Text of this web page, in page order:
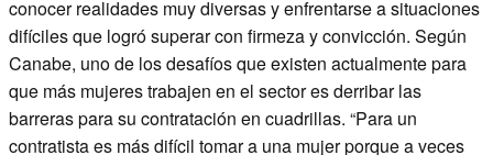
conocer realidades muy diversas y enfrentarse a situaciones
difíciles que logró superar con firmeza y convicción. Según
Canabe, uno de los desafíos que existen actualmente para
que más mujeres trabajen en el sector es derribar las
barreras para su contratación en cuadrillas. “Para un
contratista es más difícil tomar a una mujer porque a veces